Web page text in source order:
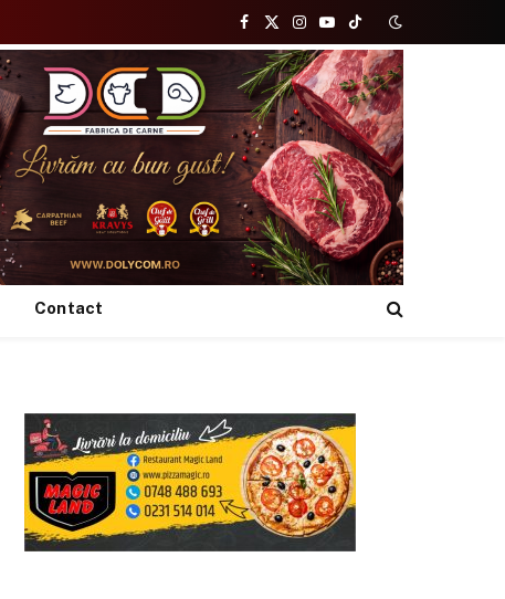
Facebook
X
(Twitter)
Instagram
YouTubeTikTok
Contact